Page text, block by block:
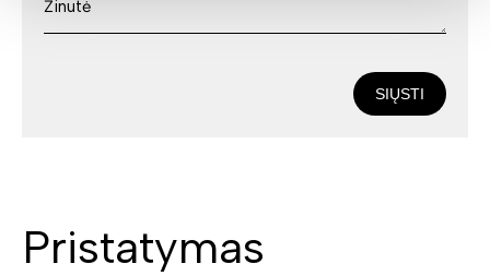
SIŲSTI
Pristatymas